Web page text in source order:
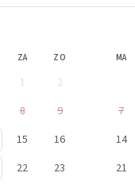
ZA ZO
1
2
8
9
15
16
22
23
MA
7
14
21